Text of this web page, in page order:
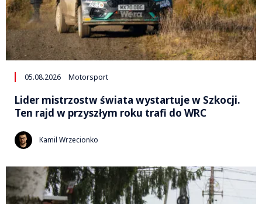
05.08.2026 Motorsport
Lider mistrzostw świata wystartuje w Szkocji.
Ten rajd w przyszłym roku trafi do WRC
Kamil Wrzecionko